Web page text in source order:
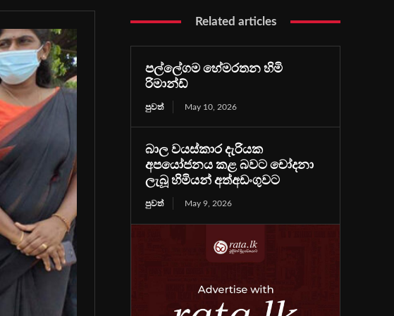
Related articles
පල්ලේගම හේමරතන හිමි
රිමාන්ඩ්
පුවත් May 10, 2026
බාල වයස්කාර දැරියක
අපයෝජනය කළ බවට චෝදනා
ලැබූ හිමියන් අත්අඩංගුවට
පුවත් May 9, 2026